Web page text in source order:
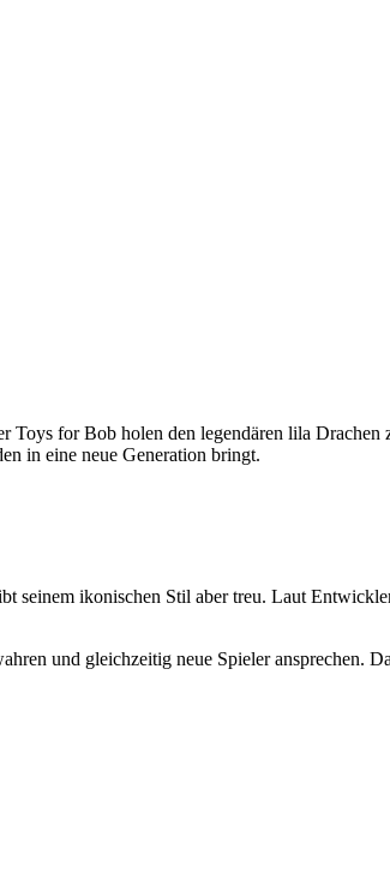
for Bob holen den legendären lila Drachen
in eine neue Generation bringt.
seinem ikonischen Stil aber treu. Laut
und gleichzeitig neue Spieler ansprechen.